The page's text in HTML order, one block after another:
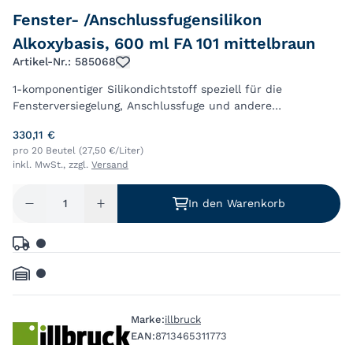
Fenster- /Anschlussfugensilikon
Alkoxybasis, 600 ml FA 101 mittelbraun
Artikel-Nr.: 585068
1-komponentiger Silikondichtstoff speziell für die
Fensterversiegelung, Anschlussfuge und andere
und DIN EN ISO 11600, dauerhaft gute Haftung...
330,11 €
pro 20 Beutel (27,50 €/Liter)
inkl. MwSt., zzgl. Versand
In den Warenkorb
Marke:illbruck
EAN:8713465311773